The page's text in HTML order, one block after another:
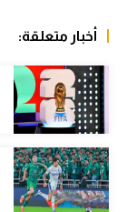
رياضات أخرى
أمم إفريقيا
كرة السلة الأمريكية
كرة سلة
كرة يد
أخبار متعلقة: